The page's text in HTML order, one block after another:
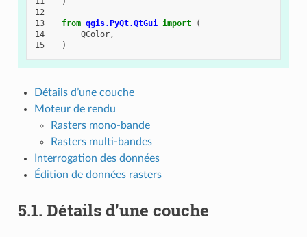
12
13
from qgis.PyQt.QtGui import
(
14
QColor,
15
)
Détails d’une couche
Moteur de rendu
Rasters mono-bande
Rasters multi-bandes
Interrogation des données
Édition de données rasters
5.1. Détails d’une couche